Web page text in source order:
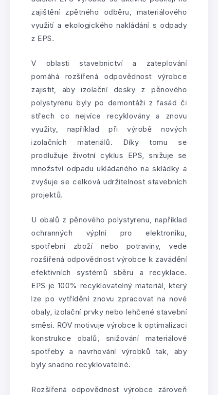
zajištění zpětného odběru, materiálového
využití a ekologického nakládání s odpady
z EPS.
V oblasti stavebnictví a zateplování
pomáhá rozšířená odpovědnost výrobce
zajistit, aby izolační desky z pěnového
polystyrenu byly po demontáži z fasád či
střech co nejvíce recyklovány a znovu
využity, například při výrobě nových
izolačních materiálů. Díky tomu se
prodlužuje životní cyklus EPS, snižuje se
množství odpadu ukládaného na skládky a
zvyšuje se celková udržitelnost stavebních
projektů.
U obalů z pěnového polystyrenu, například
ochranných výplní pro elektroniku,
spotřební zboží nebo potraviny, vede
rozšířená odpovědnost výrobce k zavádění
efektivních systémů sběru a recyklace.
EPS je 100% recyklovatelný materiál, který
lze po vytřídění znovu zpracovat na nové
obaly, izolační prvky nebo lehčené stavební
směsi. ROV motivuje výrobce k optimalizaci
konstrukce obalů, snižování materiálové
spotřeby a navrhování výrobků tak, aby
byly snadno recyklovatelné.
Rozšířená odpovědnost výrobce zároveň